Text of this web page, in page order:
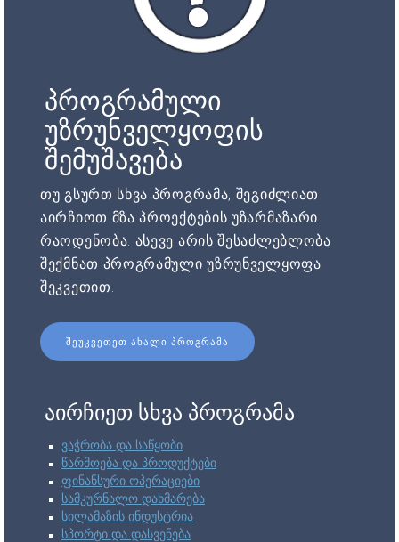
პროგრამული
უზრუნველყოფის
შემუშავება
თუ გსურთ სხვა პროგრამა, შეგიძლიათ
აირჩიოთ მზა პროექტების უზარმაზარი
რაოდენობა. ასევე არის შესაძლებლობა
შექმნათ პროგრამული უზრუნველყოფა
შეკვეთით.
ᲨᲔᲣᲙᲕᲔᲗᲔᲗ ᲐᲮᲐᲚᲘ ᲞᲠᲝᲒᲠᲐᲛᲐ
აირჩიეთ სხვა პროგრამა
ვაჭრობა და საწყობი
წარმოება და პროდუქტები
ფინანსური ოპერაციები
სამკურნალო დახმარება
სილამაზის ინდუსტრია
სპორტი და დასვენება